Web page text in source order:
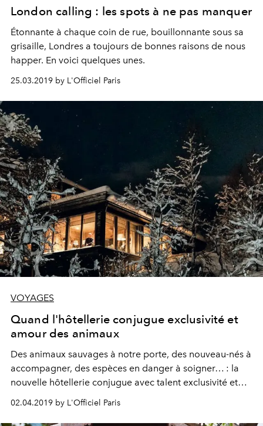
London calling : les spots à ne pas manquer
Étonnante à chaque coin de rue, bouillonnante sous sa
grisaille, Londres a toujours de bonnes raisons de nous
happer. En voici quelques unes.
25.03.2019 by L'Officiel Paris
VOYAGES
Quand l'hôtellerie conjugue exclusivité et
amour des animaux
Des animaux sauvages à notre porte, des nouveau‑nés à
accompagner, des espèces en danger à soigner… : la
nouvelle hôtellerie conjugue avec talent exclusivité et
amour des animaux. Voici nos quatre adresses
02.04.2019 by L'Officiel Paris